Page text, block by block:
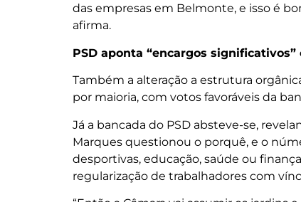
das empresas em Belmonte, e isso é
afirma.
PSD aponta “encargos significativos”
Também a alteração a estrutura
por maioria, com votos favoráveis da
Já a bancada do PSD absteve-se,
Marques questionou o porquê, e o
desportivas, educação, saúde ou
regularização de trabalhadores com